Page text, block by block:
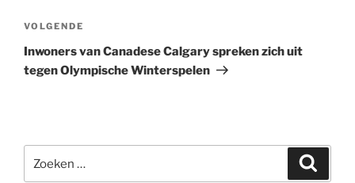
Volgend
bericht
VOLGENDE
Inwoners van Canadese Calgary spreken zich uit
tegen Olympische Winterspelen
naar: